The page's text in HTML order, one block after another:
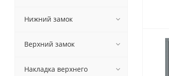
Нижний замок
Верхний замок
Накладка верхнего